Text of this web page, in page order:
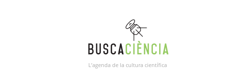
L’agenda de la cultura científica